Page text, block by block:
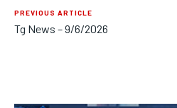
PREVIOUS ARTICLE
Tg News – 9/6/2026